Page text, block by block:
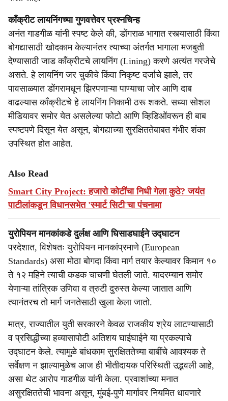
काँक्रीट लायनिंगच्या गुणवत्तेवर प्रश्नचिन्ह
अनंत गाडगीळ यांनी स्पष्ट केले की, डोंगराळ भागात रस्त्यासाठी किंवा
बोगद्यासाठी खोदकाम केल्यानंतर त्याच्या अंतर्गत भागाला मजबुती
देण्यासाठी जाड काँक्रीटचे लायनिंग (Lining) करणे अत्यंत गरजेचे
असते. हे लायनिंग जर चुकीचे किंवा निकृष्ट दर्जाचे झाले, तर
पावसाळ्यात डोंगरामधून झिरपणाऱ्या पाण्याचा जोर आणि दाब
वाढल्यास काँक्रीटचे हे लायनिंग निकामी ठरू शकते. सध्या सोशल
मीडियावर समोर येत असलेल्या फोटो आणि व्हिडिओंवरून ही बाब
स्पष्टपणे दिसून येत असून, बोगद्याच्या सुरक्षिततेबाबत गंभीर शंका
उपस्थित होत आहेत.
Also Read
Smart City Project: हजारो कोटींचा निधी गेला कुठे? जयंत
पाटीलांकडून विधानसभेत 'स्मार्ट सिटी'चा पंचनामा
युरोपियन मानकांकडे दुर्लक्ष आणि घिसाडघाईने उद्घाटन
परदेशात, विशेषतः युरोपियन मानकांप्रमाणे (European
Standards) असा मोठा बोगदा किंवा मार्ग तयार केल्यावर किमान १०
ते १२ महिने त्याची कडक चाचणी घेतली जाते. यादरम्यान समोर
येणाऱ्या तांत्रिक उणिवा व त्रुटी दुरुस्त केल्या जातात आणि
त्यानंतरच तो मार्ग जनतेसाठी खुला केला जातो.
मात्र, राज्यातील युती सरकारने केवळ राजकीय श्रेय लाटण्यासाठी
व प्रसिद्धीच्या हव्यासापोटी अतिशय घाईघाईने या प्रकल्पाचे
उद्घाटन केले. त्यामुळे बांधकाम सुरक्षिततेच्या बाबींचे आवश्यक ते
सर्वेक्षण न झाल्यामुळेच आज ही भीतीदायक परिस्थिती उद्भवली आहे,
असा थेट आरोप गाडगीळ यांनी केला. प्रवाशांच्या मनात
असुरक्षिततेची भावना असून, मुंबई-पुणे मार्गावर नियमित धावणारे